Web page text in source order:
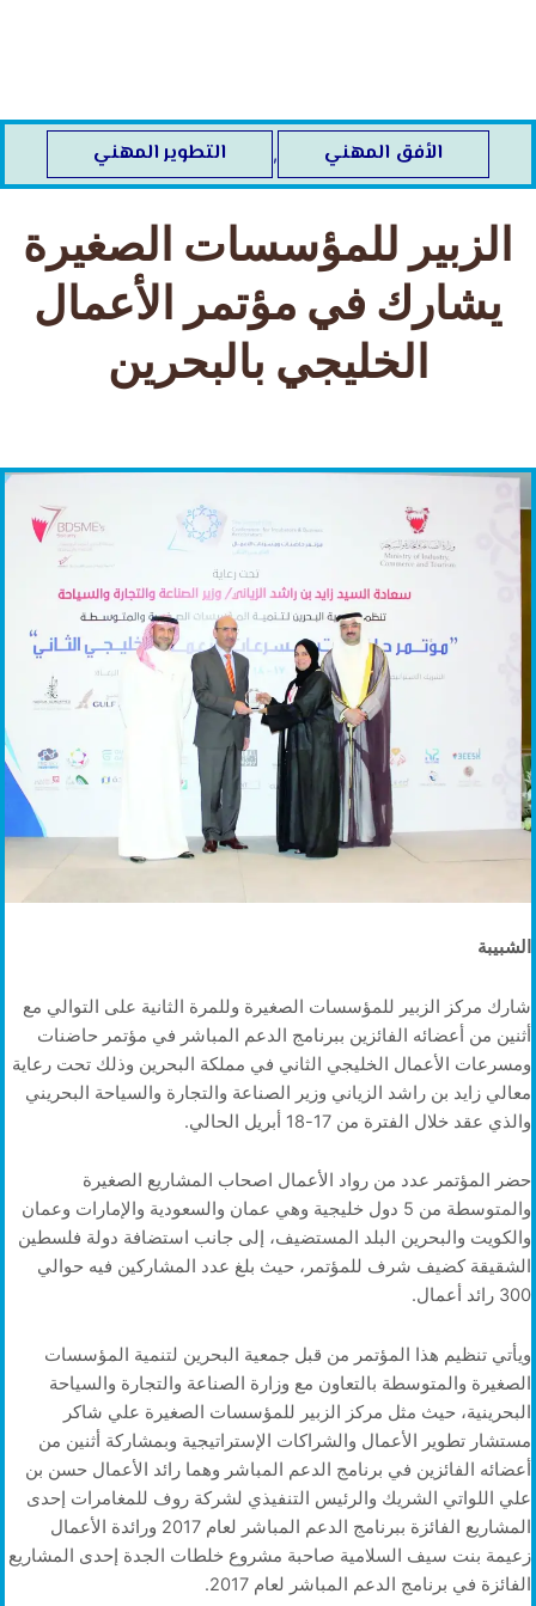
الأفق المهني , التطوير المهني
الزبير للمؤسسات الصغيرة
يشارك في مؤتمر الأعمال
الخليجي بالبحرين
الشبيبة
شارك مركز الزبير للمؤسسات الصغيرة وللمرة الثانية على التوالي مع
أثنين من أعضائه الفائزين ببرنامج الدعم المباشر في مؤتمر حاضنات
ومسرعات الأعمال الخليجي الثاني في مملكة البحرين وذلك تحت رعاية
معالي زايد بن راشد الزياني وزير الصناعة والتجارة والسياحة البحريني
والذي عقد خلال الفترة من 17-18 أبريل الحالي.
حضر المؤتمر عدد من رواد الأعمال اصحاب المشاريع الصغيرة
والمتوسطة من 5 دول خليجية وهي ‏عمان والسعودية والإمارات وعمان
والكويت والبحرين البلد المستضيف، إلى جانب استضافة دولة فلسطين
الشقيقة كضيف شرف للمؤتمر، حيث بلغ عدد المشاركين فيه حوالي
300 رائد أعمال.
ويأتي تنظيم هذا المؤتمر من قبل جمعية البحرين لتنمية المؤسسات
الصغيرة والمتوسطة بالتعاون مع وزارة الصناعة والتجارة والسياحة
البحرينية، حيث مثل مركز الزبير للمؤسسات الصغيرة علي شاكر
مستشار تطوير الأعمال والشراكات الإستراتيجية وبمشاركة أثنين من
أعضائه الفائزين في برنامج الدعم المباشر وهما رائد الأعمال حسن بن
علي اللواتي الشريك والرئيس التنفيذي لشركة روف للمغامرات إحدى
المشاريع الفائزة ببرنامج الدعم المباشر لعام 2017 ورائدة الأعمال
زعيمة بنت سيف السلامية صاحبة مشروع خلطات الجدة إحدى المشاريع
الفائزة في برنامج الدعم المباشر لعام 2017.